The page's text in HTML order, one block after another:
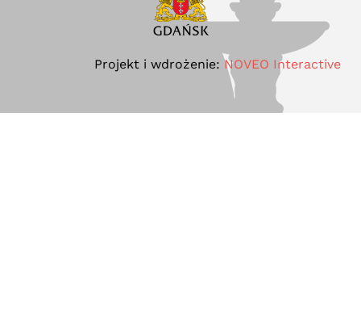
Projekt i wdrożenie: NOVEO Interactive